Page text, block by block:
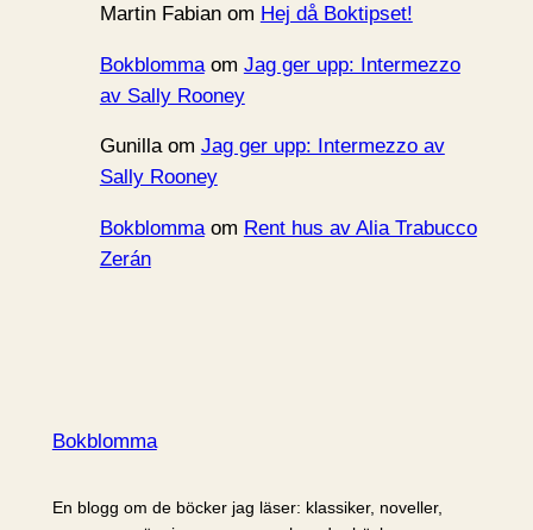
Martin Fabianom Hej då Boktipset!
Bokblommaom Jag ger upp: Intermezzo
av Sally Rooney
Gunillaom Jag ger upp: Intermezzo av
Sally Rooney
Bokblommaom Rent hus av Alia Trabucco
Zerán
Bokblomma
En blogg om de böcker jag läser: klassiker, noveller,